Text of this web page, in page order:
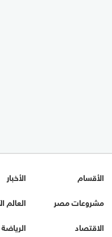
الأقسام
الأخبار
مشروعات مصر
العالم
الاقتصاد
الرياضة